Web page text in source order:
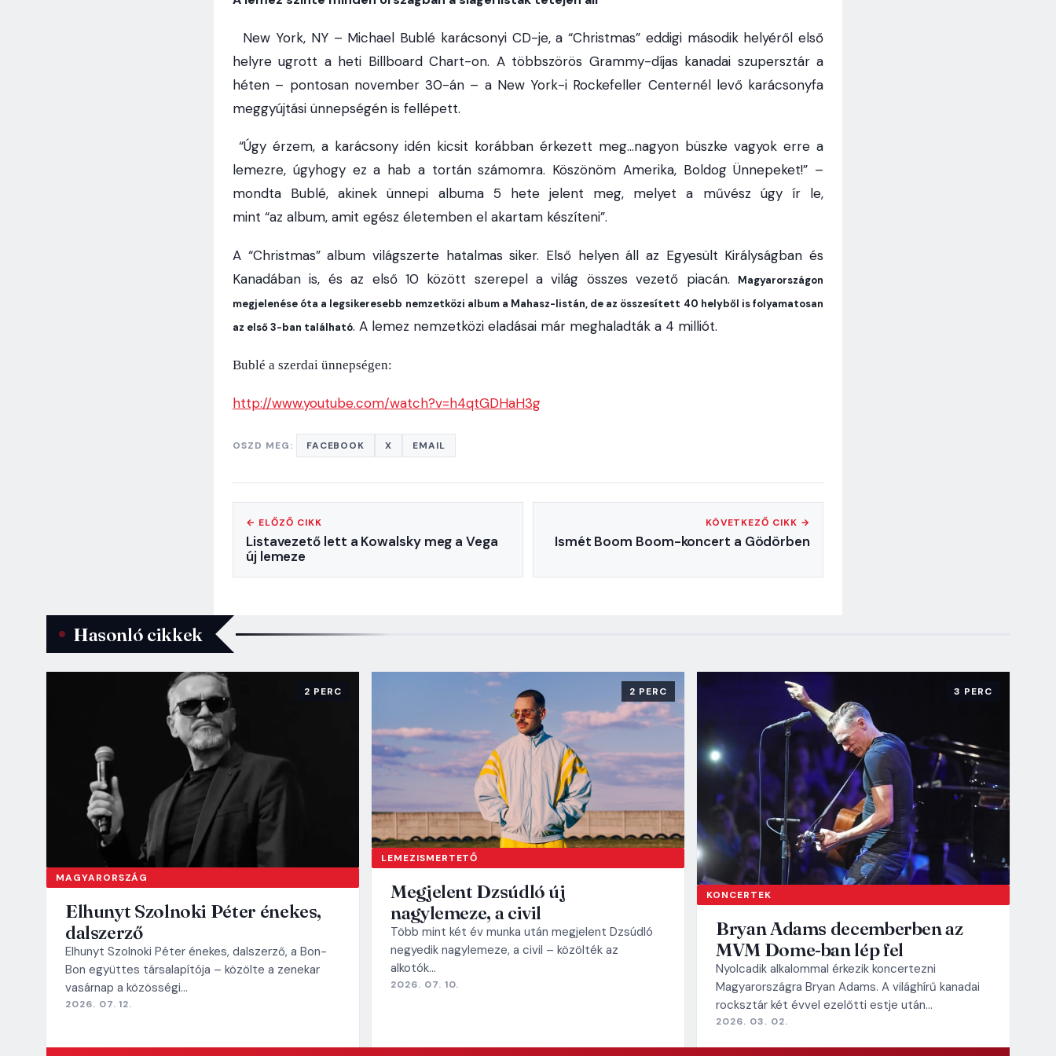
New York, NY – Michael Bublé karácsonyi CD-je, a “Christmas” eddigi második helyéről első
helyre ugrott a heti Billboard Chart-on. A többszörös Grammy-díjas kanadai szupersztár a
héten – pontosan november 30-án – a New York-i Rockefeller Centernél levő karácsonyfa
meggyújtási ünnepségén is fellépett.
“Úgy érzem, a karácsony idén kicsit korábban érkezett meg…nagyon büszke vagyok erre a
lemezre, úgyhogy ez a hab a tortán számomra. Köszönöm Amerika, Boldog Ünnepeket!” –
mondta Bublé, akinek ünnepi albuma 5 hete jelent meg, melyet a művész úgy ír le,
mint “az album, amit egész életemben el akartam készíteni”.
A “Christmas” album világszerte hatalmas siker. Első helyen áll az Egyesült Királyságban és
Kanadában is, és az első 10 között szerepel a világ összes vezető piacán.
Magyarországon
megjelenése óta a legsikeresebb nemzetközi album a Mahasz-listán, de az összesített 40 helyből is folyamatosan
az első 3-ban található. A lemez nemzetközi eladásai már meghaladták a 4 milliót.
Bublé a szerdai ünnepségen:
http://www.youtube.com/watch?v=h4qtGDHaH3g
OSZD MEG: FACEBOOK X EMAIL
← ELŐZŐ CIKK
Listavezető lett a Kowalsky meg a Vega
új lemeze
KÖVETKEZŐ CIKK →
Ismét Boom Boom-koncert a Gödörben
Hasonló cikkek
MAGYARORSZÁG
2 PERC
Elhunyt Szolnoki Péter énekes,
dalszerző
Elhunyt Szolnoki Péter énekes, dalszerző, a Bon-
Bon együttes társalapítója – közölte a zenekar
vasárnap a közösségi…
2026. 07. 12.
LEMEZISMERTETŐ
2 PERC
Megjelent Dzsúdló új
nagylemeze, a civil
Több mint két év munka után megjelent Dzsúdló
negyedik nagylemeze, a civil – közölték az
alkotók…
2026. 07. 10.
KONCERTEK
3 PERC
Bryan Adams decemberben az
MVM Dome-ban lép fel
Nyolcadik alkalommal érkezik koncertezni
Magyarországra Bryan Adams. A világhírű kanadai
rocksztár két évvel ezelőtti estje után…
2026. 03. 02.